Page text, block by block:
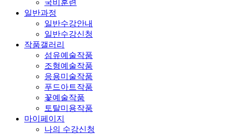
국비훈련
일반과정
일반수강안내
일반수강신청
작품갤러리
섬유예술작품
조형예술작품
응용미술작품
푸드아트작품
꽃예술작품
토탈미용작품
마이페이지
나의 수강신청